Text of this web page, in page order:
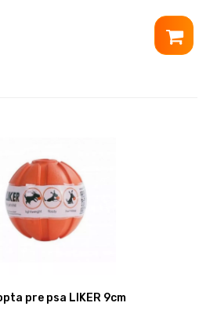
pre psa LIKER 9cm